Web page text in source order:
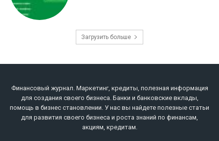
Загрузить больше
Финансовый журнал. Маркетинг, кредиты, полезная информация
для создания своего бизнеса. Банки и банковские вклады,
помощь в бизнес становлении. У нас вы найдете полезные статьи
для развития своего бизнеса и роста знаний по финансам,
акциям, кредитам.